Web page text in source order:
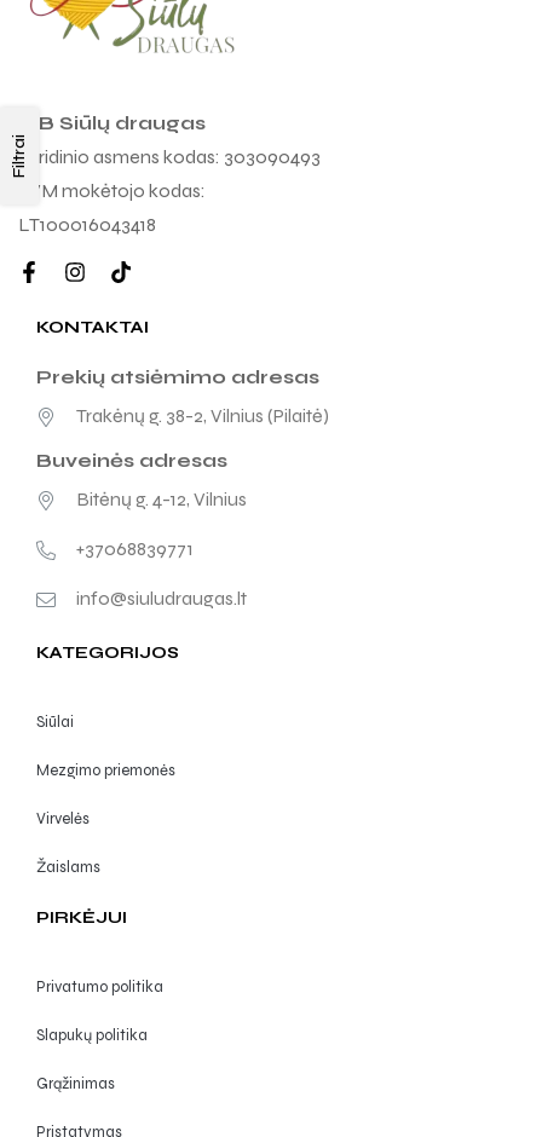
Filtrai
MB Siūlų draugas
Juridinio asmens kodas: 303090493
PVM mokėtojo kodas:
LT100016043418
KONTAKTAI
Prekių atsiėmimo adresas
Trakėnų g. 38-2, Vilnius (Pilaitė)
Buveinės adresas
Bitėnų g. 4-12, Vilnius
+37068839771
info@siuludraugas.lt
KATEGORIJOS
Siūlai
Mezgimo priemonės
Virvelės
Žaislams
PIRKĖJUI
Privatumo politika
Slapukų politika
Grąžinimas
Pristatymas